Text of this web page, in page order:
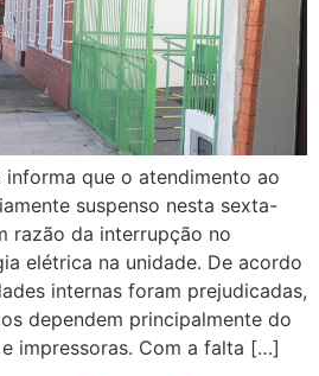
informa que o atendimento ao
suspenso nesta sexta-
razão da interrupção no
elétrica na unidade. De acordo
internas foram prejudicadas,
dependem principalmente do
impressoras. Com a falta […]